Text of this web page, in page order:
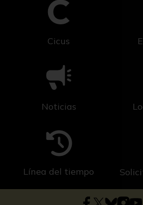
Cicus
Noticias
Línea del tiempo